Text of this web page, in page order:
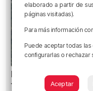
Heridas dos
tres vehículos en la
elaborado a partir de
páginas visitadas).
Para más información
Puede aceptar todas
configurarlas o rechazar
Aceptar